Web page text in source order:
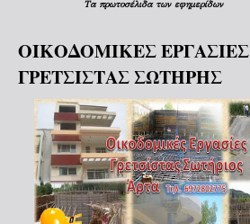
Τα πρωτοσέλιδα των εφημερίδων
ΟΙΚΟΔΟΜΙΚΕΣ ΕΡΓΑΣΙΕΣ
ΓΡΕΤΣΙΣΤΑΣ ΣΩΤΗΡΗΣ